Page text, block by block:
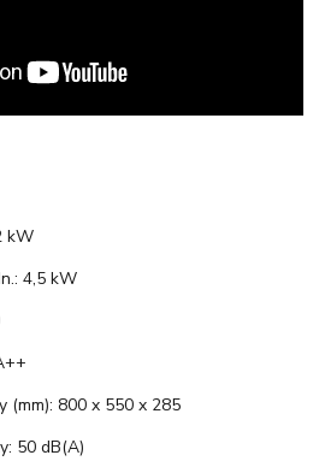
kW
4,5 kW
(mm): 800 x 550 x 285
50 dB(A)